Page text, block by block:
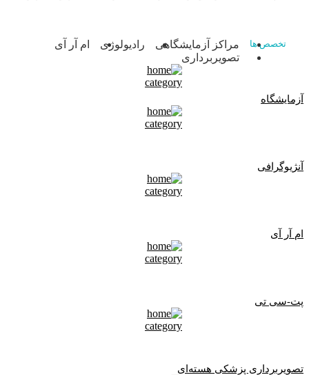
تخصص ها مراکز آزمایشگاهی رادیولوژی
ام آر آی
تصویربرداری
آزمایشگاه
آنژیوگرافی
ام آر آی
پت-سی تی
تصویربرداری پزشکی هسته‌ای